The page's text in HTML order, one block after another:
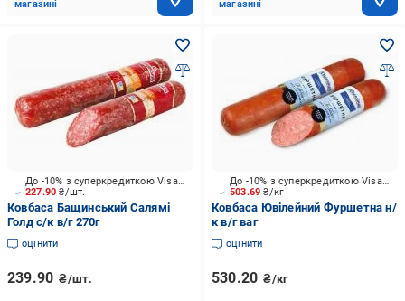
магазині
магазині
227.90₴/шт.
До -10% з суперкредиткою Visa Вигода
Ковбаса Бащинський Салямі
Голд с/к в/г 270г
оцінити
239.90 ₴/шт.
503.69₴/кг
До -10% з суперкредиткою Visa Вигода
Ковбаса Ювілейний Фуршетна н/
к в/г ваг
оцінити
530.20 ₴/кг